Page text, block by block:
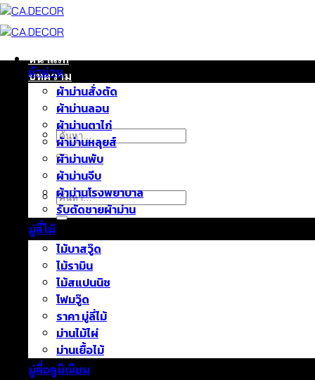
ข้าม
ยัง
หน้าแรก
บทความ
ติดต่อเรา
เกี่ยวกับเรา
ค้นหา:
ค้นหา:
ผ้าม่าน
ผ้าม่านสั่งตัด
ผ้าม่านลอน
ผ้าม่านตาไก่
ผ้าม่านหลุยส์
ผ้าม่านพับ
ผ้าม่านจีบ
ผ้าม่านโรงพยาบาล
รับตัดชายผ้าม่าน
มู่ลี่ไม้
ไม้บาสวู๊ด
ไม้รามิน
ไม้สแปนนิช
โฟมวู๊ด
ราคา มู่ลี่ไม้
ม่านไม้ไผ่
ม่านเยื้อไม้
มู่ลี่อลูมิเนียม